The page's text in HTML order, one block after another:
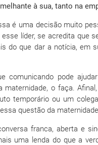
à sua, tanto na
é uma decisão muito
líder, se acredita que
do que dar a notícia, em
comunicando pode
maternidade, o faça.
temporário ou um
questão da
franca, aberta e
uma lenda do que a